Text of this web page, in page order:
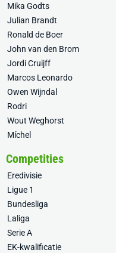
Mika Godts
Julian Brandt
Ronald de Boer
John van den Brom
Jordi Cruijff
Marcos Leonardo
Owen Wijndal
Rodri
Wout Weghorst
Míchel
Competities
Eredivisie
Ligue 1
Bundesliga
Laliga
Serie A
EK-kwalificatie